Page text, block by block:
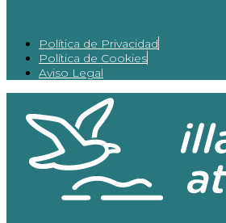
Política de Privacidad
Política de Cookies
Aviso Legal